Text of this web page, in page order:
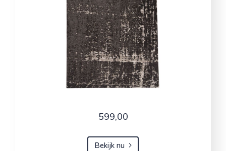
599,00
Bekijk nu